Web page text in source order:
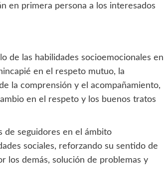
en primera persona a los interesados
de las habilidades socioemocionales en
en el respeto mutuo, la
la comprensión y el acompañamiento,
en el respeto y los buenos tratos
de seguidores en el ámbito
sociales, reforzando su sentido de
los demás, solución de problemas y